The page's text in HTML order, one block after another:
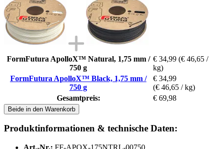
FormFutura ApolloX™ Natural, 1,75 mm /
750 g
€ 34,99 (€ 46,65 /
kg)
FormFutura ApolloX™ Black, 1,75 mm /
750 g
€ 34,99
(€ 46,65 / kg)
Gesamtpreis:
€ 69,98
Beide in den Warenkorb
Produktinformationen & technische Daten:
Art.-Nr.: FF-APOX-175NTRL-00750